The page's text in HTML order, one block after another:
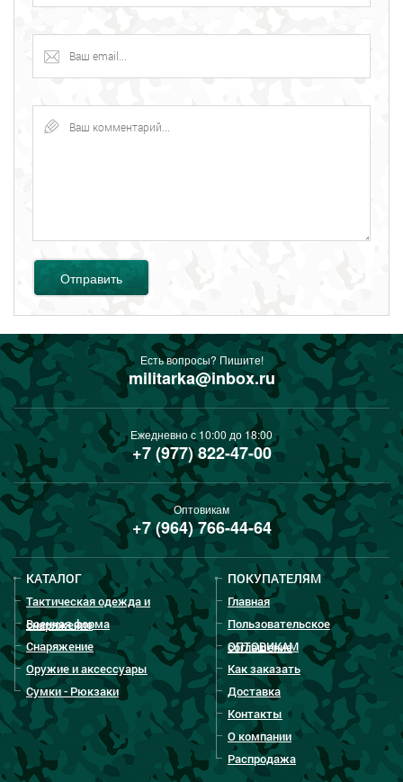
Отправить
Есть вопросы? Пишите!
militarka@inbox.ru
Ежедневно с 10:00 до 18:00
+7 (977) 822-47-00
Оптовикам
+7 (964) 766-44-64
КАТАЛОГ
Тактическая одежда и
снаряжение
Военная форма
Снаряжение
Оружие и аксессуары
Сумки - Рюкзаки
ПОКУПАТЕЛЯМ
Главная
Пользовательское
соглашение
ОПТОВИКАМ
Как заказать
Доставка
Контакты
О компании
Распродажа